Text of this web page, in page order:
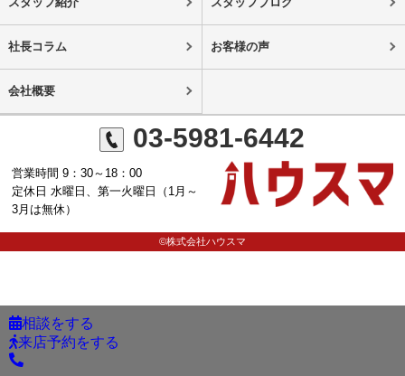
相談をする
来店予約をする
社長コラム お客様の声
会社概要
03-5981-6442
営業時間 9：30～18：00
定休日 水曜日、第一火曜日（1月～
3月は無休）
©株式会社ハウスマ